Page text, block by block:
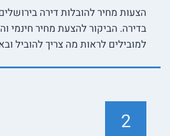
הצעות מחיר להובלות דירה
בדירה. הביקור להצעת מחיר חינמי
למובילים לראות מה צריך להוביל
2